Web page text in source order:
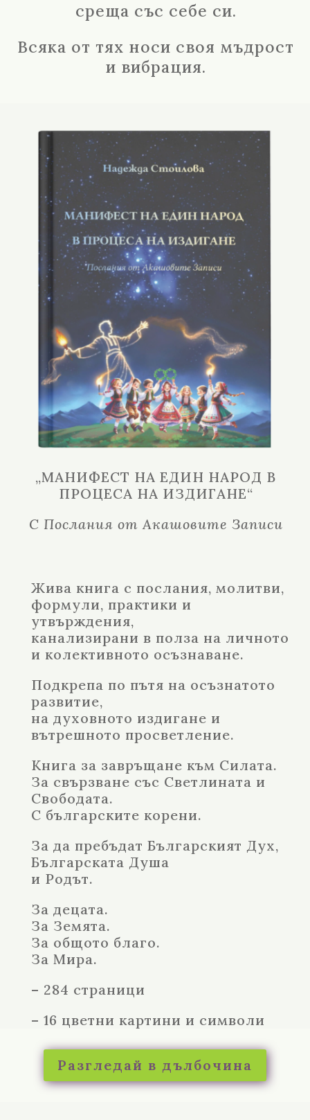
среща със себе си.
Всяка от тях носи своя мъдрост
и вибрация.
„МАНИФЕСТ НА ЕДИН НАРОД В
ПРОЦЕСА НА ИЗДИГАНЕ“
С Послания от Акашовите Записи
Жива книга с послания, молитви,
формули, практики и
утвърждения,
канализирани в полза на личното
и колективното осъзнаване.
Подкрепа по пътя на осъзнатото
развитие,
на духовното издигане и
вътрешното просветление.
Книга за завръщане към Силата.
За свързване със Светлината и
Свободата.
С българските корени.
За да пребъдат Българският Дух,
Българската Душа
и Родът.
За децата.
За Земята.
За общото благо.
За Мира.
– 284 страници
– 16 цветни картини и символи
Разгледай в дълбочина